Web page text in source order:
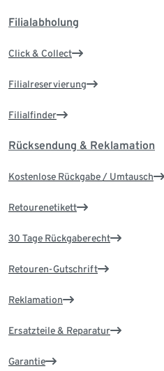
Filialabholung
Click & Collect
Filialreservierung
Filialfinder
Rücksendung & Reklamation
Kostenlose Rückgabe / Umtausch
Retourenetikett
30 Tage Rückgaberecht
Retouren-Gutschrift
Reklamation
Ersatzteile & Reparatur
Garantie